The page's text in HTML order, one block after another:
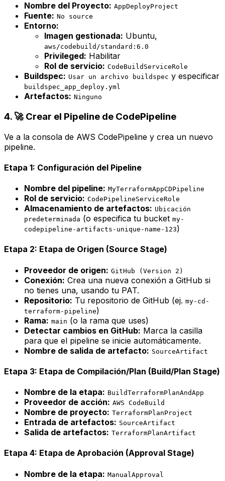
Nombre del Proyecto: AppDeployProject
Fuente: No source
Entorno:
Imagen gestionada: Ubuntu,
aws/codebuild/standard:6.0
Privileged: Habilitar
Rol de servicio: CodeBuildServiceRole
Buildspec: Usar un archivo buildspec y especificar
buildspec_app_deploy.yml
Artefactos: Ninguno
4. 🚀 Crear el Pipeline de CodePipeline
Ve a la consola de AWS CodePipeline y crea un nuevo
pipeline.
Etapa 1: Configuración del Pipeline
Nombre del pipeline: MyTerraformAppCDPipeline
Rol de servicio: CodePipelineServiceRole
Almacenamiento de artefactos: Ubicación
predeterminada (o especifica tu bucket my-
codepipeline-artifacts-unique-name-123)
Etapa 2: Etapa de Origen (Source Stage)
Proveedor de origen: GitHub (Version 2)
Conexión: Crea una nueva conexión a GitHub si
no tienes una, usando tu PAT.
Repositorio: Tu repositorio de GitHub (ej. my-cd-
terraform-pipeline)
Rama: main (o la rama que uses)
Detectar cambios en GitHub: Marca la casilla
para que el pipeline se inicie automáticamente.
Nombre de salida de artefacto: SourceArtifact
Etapa 3: Etapa de Compilación/Plan (Build/Plan Stage)
Nombre de la etapa: BuildTerraformPlanAndApp
Proveedor de acción: AWS CodeBuild
Nombre de proyecto: TerraformPlanProject
Entrada de artefactos: SourceArtifact
Salida de artefactos: TerraformPlanArtifact
Etapa 4: Etapa de Aprobación (Approval Stage)
Nombre de la etapa: ManualApproval